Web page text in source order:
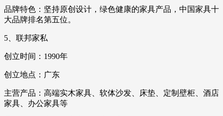
品牌特色：坚持原创设计，绿色健康的家具产品，中国家具十
大品牌排名第五位。
5、联邦家私
创立时间：1990年
创立地点：广东
主营产品：高端实木家具、软体沙发、床垫、定制壁柜、酒店
家具、办公家具等